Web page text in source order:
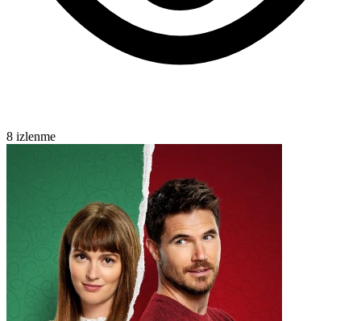
8 izlenme